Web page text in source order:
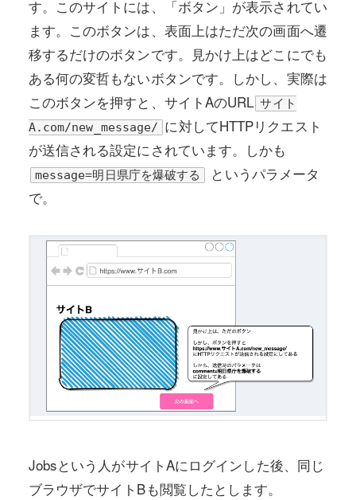
す。このサイトには、「ボタン」が表示されてい
ます。このボタンは、表面上はただ次の画面へ遷
移するだけのボタンです。見かけ上はどこにでも
ある何の変哲もないボタンです。しかし、実際は
このボタンを押すと、サイトAのURL サイト
A.com/new_message/ に対してHTTPリクエスト
が送信される設定にされています。しかも
message=明日県庁を爆破する
というパラメータ
で。
Jobsという人がサイトAにログインした後、同じ
ブラウザでサイトBも閲覧したとします。